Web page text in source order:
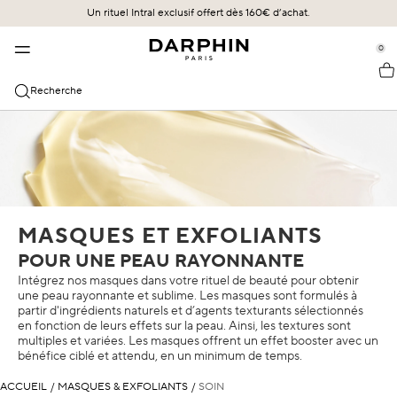
Un rituel Intral exclusif offert dès 160€ d’achat.​
::elc_general.menu::
0
Recherche
NOS SOINS
ÉCLAT SUBLIME
STIMULSKIN PLUS
INTRAL
HYDRASKIN
DÉCOUVRIR
Les Nouveautés
Les Offres
LES CATÉGORIES
Essences & Sérums
Nettoyants et Toniques
Crèmes
Traitements Yeux & Lèvres
Masques & Exfoliants
Masques et Exfoliants
Huiles
Protection Solaire
LES PRIORITÉS DE TRAITEMENT
Lift & Fermeté
Irritation & Sensibilité
Rougeurs
Cernes & Poches
Peau sèche
Protection SPF
LES COLLECTION
Stimulskin Plus
Éclat Sublime
Intral
Hydraskin
Les Huiles
Prédermine
Voir tout
HÉRITAGE
Pierre Darphin
EXPERTISE
La maîtrise des technologies de diffusion
L'expertise Morphologique
MASQUES ET EXFOLIANTS
POUR UNE PEAU RAYONNANTE
Intégrez nos masques dans votre rituel de beauté pour obtenir
une peau rayonnante et sublime. Les masques sont formulés à
partir d'ingrédients naturels et d’agents texturants sélectionnés
en fonction de leurs effets sur la peau. Ainsi, les textures sont
multiples et variées. Les masques offrent un effet booster avec un
bénéfice ciblé et attendu, en un minimum de temps.
ACCUEIL / MASQUES & EXFOLIANTS / SOIN